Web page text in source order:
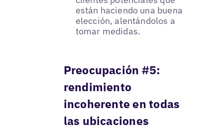
están haciendo una buena
elección, alentándolos a
tomar medidas.
Preocupación #5:
rendimiento
incoherente en todas
las ubicaciones